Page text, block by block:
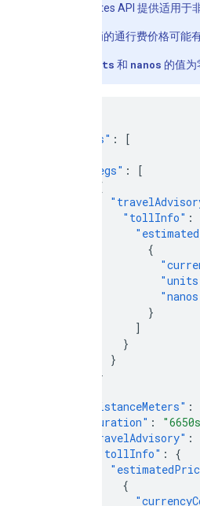
：Routes API 提供适用于
商用车辆的通行费价格可能
units 和 nanos 的值为
"routes" :
[
"legs" :
[
{
"tollInfo" :
{
}
]
}
}
}
"distanceMeters" :
"duration" :
"travelAdvisory" :
"tollInfo" :
{
{